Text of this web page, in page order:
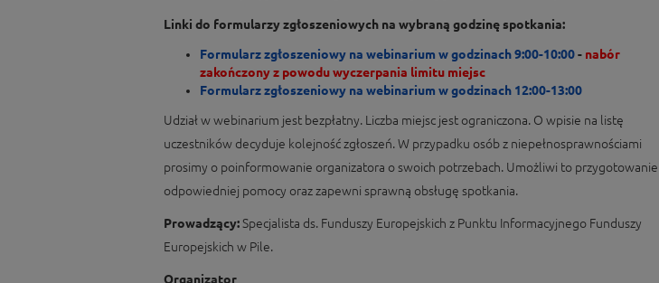
Linki do formularzy zgłoszeniowych na wybraną godzinę spotkania:
Formularz zgłoszeniowy na webinarium w godzinach 9:00-10:00- nabór
zakończony z powodu wyczerpania limitu miejsc
Formularz zgłoszeniowy na webinarium w godzinach 12:00-13:00
Udział w webinarium jest bezpłatny. Liczba miejsc jest ograniczona. O wpisie na listę
uczestników decyduje kolejność zgłoszeń. W przypadku osób z niepełnosprawnościami
prosimy o poinformowanie organizatora o swoich potrzebach. Umożliwi to przygotowanie
odpowiedniej pomocy oraz zapewni sprawną obsługę spotkania.
Prowadzący:Specjalista ds. Funduszy Europejskich z Punktu Informacyjnego Funduszy
Europejskich w Pile.
Organizator